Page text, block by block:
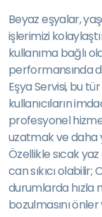
Beyaz eşyalar,
işlerimizi
kullanıma bağlı
performansında
Eşya Servisi, bu
kullanıcıların
profesyonel
uzatmak ve daha
Özellikle sıcak
can sıkıcı olabilir;
durumlarda hızla
bozulmasını